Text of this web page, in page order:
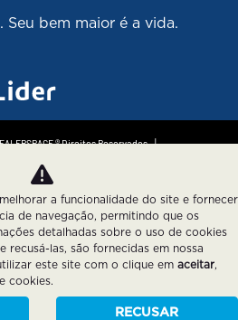
Seu bem maior é a vida.
® Direitos Reservados.
Privacidade
a funcionalidade do site e fornecer
de navegação, permitindo que os
detalhadas sobre o uso de cookies
recusá-las, são fornecidas em nossa
este site com o clique em aceitar,
cookies.
RECUSAR